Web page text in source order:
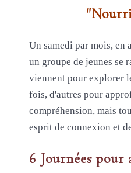
Un samedi par mois, en
un groupe de jeunes se
viennent pour explorer
fois, d'autres pour
compréhension, mais
esprit de connexion et
6 Journées